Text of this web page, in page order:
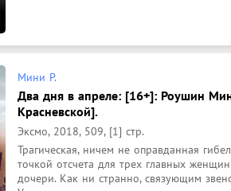
Мини Р.
Два дня в апреле: [16+]: Роушин
Красневской].
Эксмо, 2018, 509, [1] стр.
Трагическая, ничем не оправданная
точкой отсчета для трех главных
дочери. Как ни странно, связующим